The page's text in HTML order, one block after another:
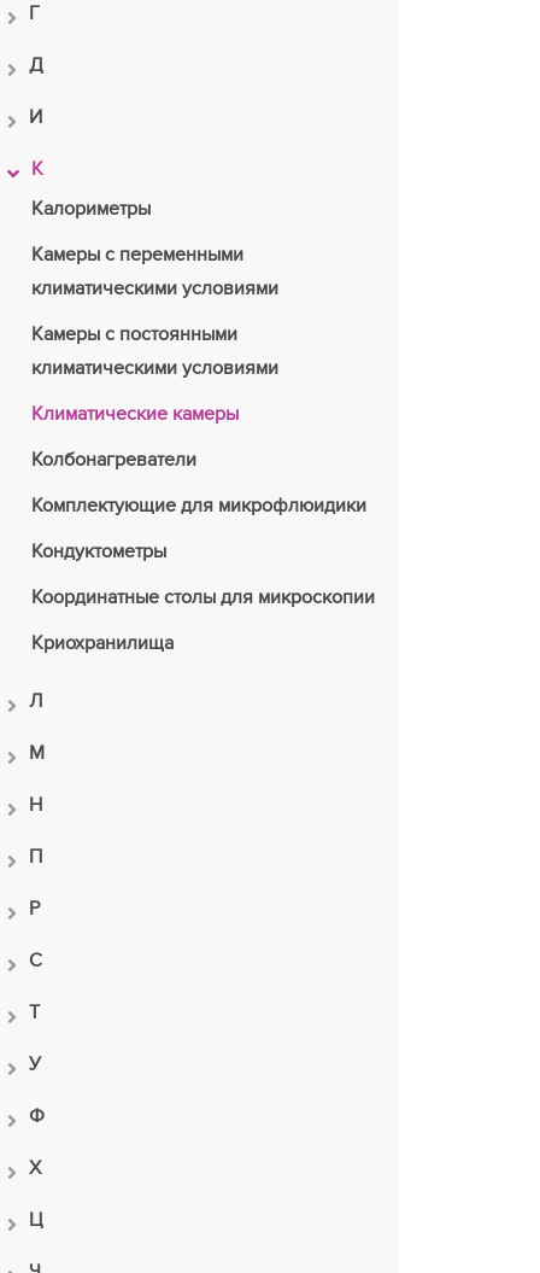
Г
Д
И
К
Калориметры
Камеры с переменными
климатическими условиями
Камеры с постоянными
климатическими условиями
Климатические камеры
Колбонагреватели
Комплектующие для микрофлюидики
Кондуктометры
Координатные столы для микроскопии
Криохранилища
Л
М
Н
П
Р
С
Т
У
Ф
Х
Ц